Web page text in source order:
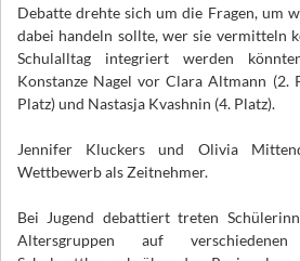
Debatte drehte sich um die Fragen, um
dabei handeln sollte, wer sie vermitteln
Schulalltag integriert werden
Konstanze Nagel vor Clara Altmann (2.
Platz) und Nastasja Kvashnin (4. Platz).
Jennifer Kluckers und Olivia
Wettbewerb als Zeitnehmer.
Bei Jugend debattiert treten
Altersgruppen auf